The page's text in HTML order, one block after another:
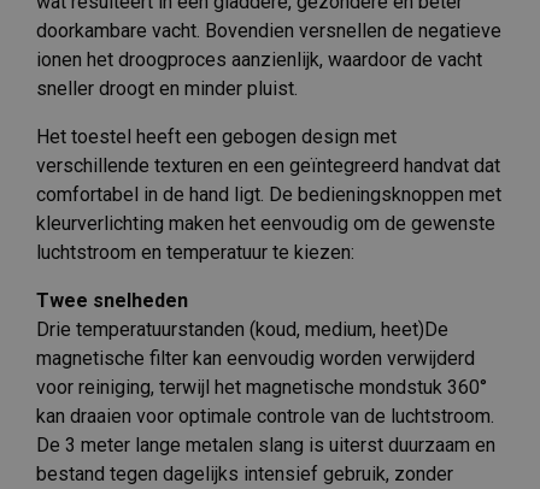
doorkambare vacht. Bovendien versnellen de negatieve
ionen het droogproces aanzienlijk, waardoor de vacht
sneller droogt en minder pluist.
Het toestel heeft een gebogen design met
verschillende texturen en een geïntegreerd handvat dat
comfortabel in de hand ligt. De bedieningsknoppen met
kleurverlichting maken het eenvoudig om de gewenste
luchtstroom en temperatuur te kiezen:
Twee snelheden
Drie temperatuurstanden (koud, medium, heet)De
magnetische filter kan eenvoudig worden verwijderd
voor reiniging, terwijl het magnetische mondstuk 360°
kan draaien voor optimale controle van de luchtstroom.
De 3 meter lange metalen slang is uiterst duurzaam en
bestand tegen dagelijks intensief gebruik, zonder